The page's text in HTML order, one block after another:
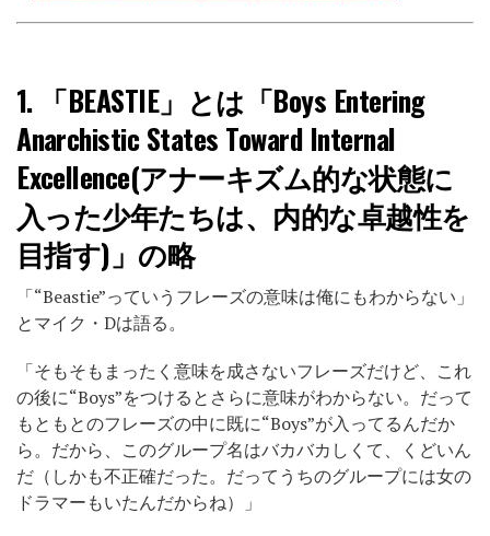
1.「BEASTIE」とは「Boys Entering
AnarchisticStates Toward Internal
Excellence(アナーキズム的な状態に
入った少年たちは、内的な卓越性を
目指す)」の略
「“Beastie”っていうフレーズの意味は俺にもわからない」
とマイク・Dは語る。
「そもそもまったく意味を成さないフレーズだけど、これ
の後に“Boys”をつけるとさらに意味がわからない。だって
もともとのフレーズの中に既に“Boys”が入ってるんだか
ら。だから、このグループ名はバカバカしくて、くどいん
だ（しかも不正確だった。だってうちのグループには女の
ドラマーもいたんだからね）」